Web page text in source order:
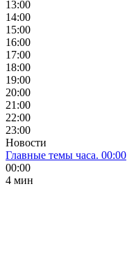
13:00
14:00
15:00
16:00
17:00
18:00
19:00
20:00
21:00
22:00
23:00
Новости
Главные темы часа. 00:00
00:00
4 мин